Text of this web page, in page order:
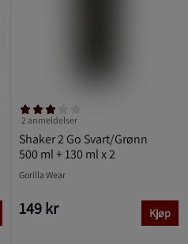
Shaker 2 Go Svart/Grønn
500 ml + 130 ml x 2
2 anmeldelser
Gorilla Wear
149 kr Kjøp